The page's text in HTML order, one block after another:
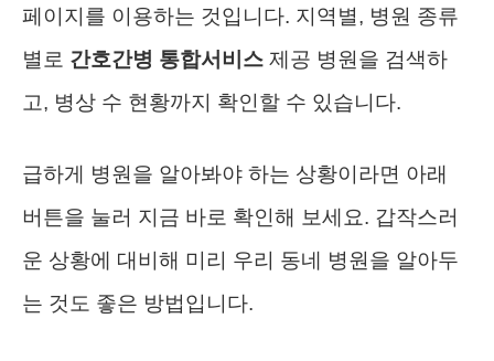
페이지를 이용하는 것입니다. 지역별, 병원 종류
별로 간호간병 통합서비스 제공 병원을 검색하
고, 병상 수 현황까지 확인할 수 있습니다.
급하게 병원을 알아봐야 하는 상황이라면 아래
버튼을 눌러 지금 바로 확인해 보세요. 갑작스러
운 상황에 대비해 미리 우리 동네 병원을 알아두
는 것도 좋은 방법입니다.